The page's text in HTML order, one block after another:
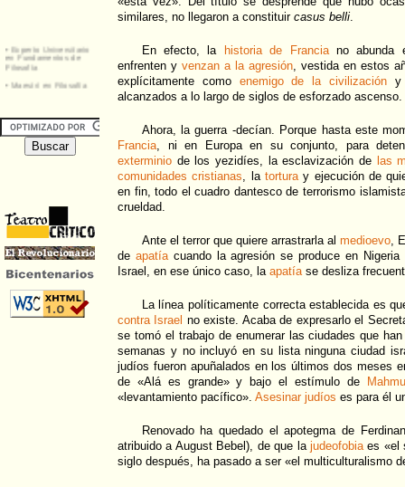
similares, no llegaron a constituir casus belli.
En efecto, la historia de Franciano abunda
enfrenten y venzan a la agresión, vestida en estos
explícitamente como enemigo de la civilización y
alcanzados a lo largo de siglos de esforzado ascenso.
Ahora, la guerra -decían. Porque hasta este
Francia, ni en Europa en su conjunto, para
exterminio de los yezidíes, la esclavización de las
comunidades cristianas, latorturay ejecución de
en fin, todo el cuadro dantesco de terrorismo
crueldad.
Ante el terror que quiere arrastrarla al medioevo,
de apatíacuando la agresión se produce en
Israel, en ese único caso, la apatíase desliza
La línea políticamente correcta establecida es
contra Israel no existe. Acaba de expresarlo el
se tomó el trabajo de enumerar las ciudades que
semanas y no incluyó en su lista ninguna ciudad
judíos fueron apuñalados en los últimos dos meses
de «Alá es grande» y bajo el estímulo de
«levantamiento pacífico». Asesinar judíos es para él
Renovado ha quedado el apotegma de
atribuido a August Bebel), de que la judeofobiaes «el
siglo después, ha pasado a ser «el multiculturalismo